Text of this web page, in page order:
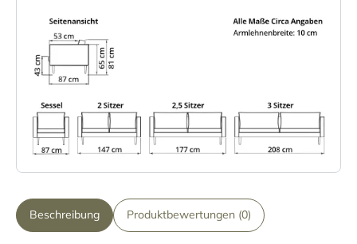
Beschreibung Produktbewertungen (0)